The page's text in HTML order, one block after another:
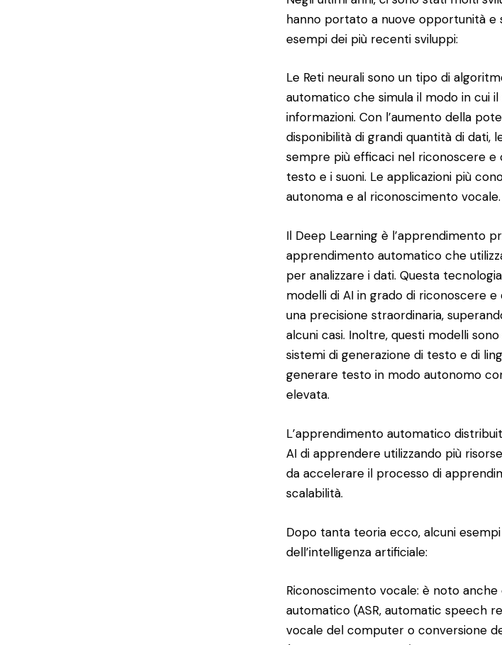
hanno portato a nuove opportunità e
esempi dei più recenti sviluppi:
Le Reti neurali sono un tipo di
automatico che simula il modo in cui
informazioni. Con l’aumento della
disponibilità di grandi quantità di dati,
sempre più efficaci nel riconoscere e
testo e i suoni. Le applicazioni più
autonoma e al riconoscimento vocale.
Il Deep Learning è l’apprendimento
apprendimento automatico che
per analizzare i dati. Questa
modelli di AI in grado di riconoscere
una precisione straordinaria,
alcuni casi. Inoltre, questi modelli
sistemi di generazione di testo e di
generare testo in modo autonomo
elevata.
L’apprendimento automatico
AI di apprendere utilizzando più
da accelerare il processo di
scalabilità.
Dopo tanta teoria ecco, alcuni
dell’intelligenza artificiale:
Riconoscimento vocale: è noto
automatico (ASR, automatic speech
vocale del computer o conversione